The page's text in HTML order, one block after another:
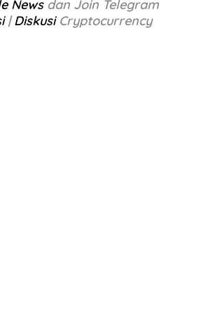
News dan Join Telegram
|DiskusiCryptocurrency